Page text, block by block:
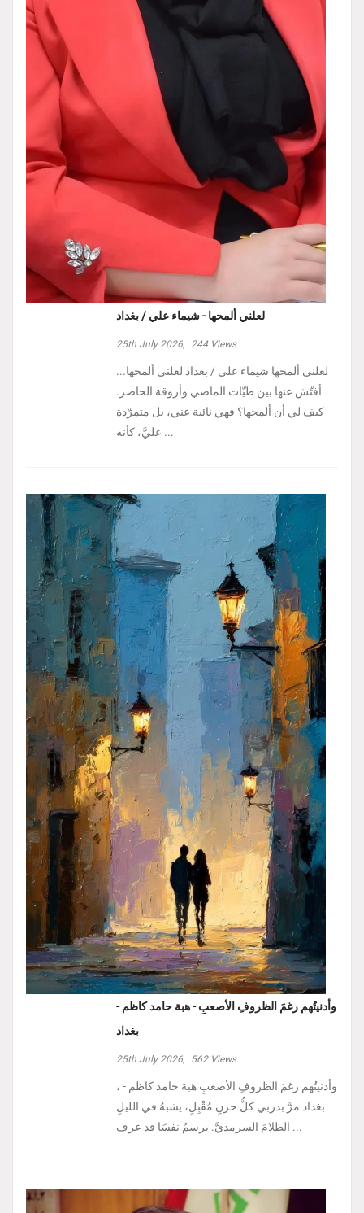
لعلني ألمحها - شيماء علي / بغداد
25th July 2026, 244Views
لعلني ألمحها شيماء علي / بغداد لعلني ألمحها...
أفتّش عنها بين طيّات الماضي وأروقة الحاضر.
كيف لي أن ألمحها؟ فهي نائية عني، بل متمرّدة
عليَّ، كأنه ...
وأدنيتُهم رغمَ الظروفِ الأصعبِ - هبة حامد كاظم -
بغداد
25th July 2026, 562Views
، وأدنيتُهم رغمَ الظروفِ الأصعبِ هبة حامد كاظم -
بغداد مرَّ بدربي كلُّ حزنٍ مُقْبِلٍ، يشبهُ في الليلِ
الظلامَ السرمديَّ. يرسمُ نفسًا قد عرف ...